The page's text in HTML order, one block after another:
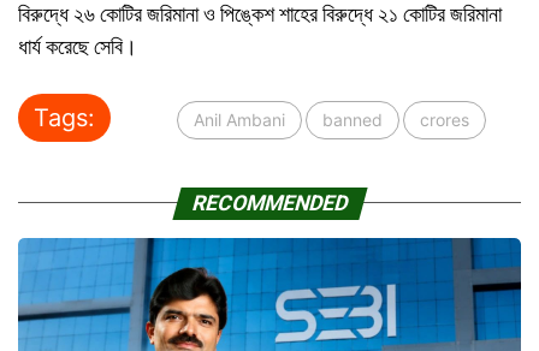
বিরুদ্ধে ২৬কোটিরজরিমানা ও পিঙ্কেশশাহেরবিরুদ্ধে ২১ কোটিরজরিমানা
ধার্যকরেছেসেবি।
Tags: Anil Ambani banned crores
RECOMMENDED